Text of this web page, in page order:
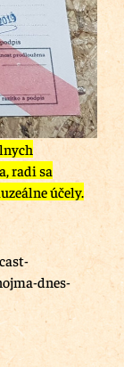
radi sa
účely.
dnes-